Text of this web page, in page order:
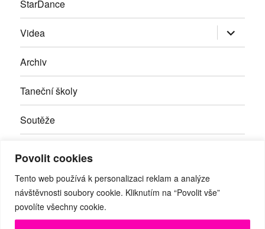
Povolit cookies
Tento web používá k personalizaci reklam a analýze
návštěvnosti soubory cookie. Kliknutím na “Povolit vše”
povolíte všechny cookie.
StarDance
Videa Zobrazit
položky
Archiv
Taneční školy
Soutěže
Kontakty
Facebook
RSS Youtube